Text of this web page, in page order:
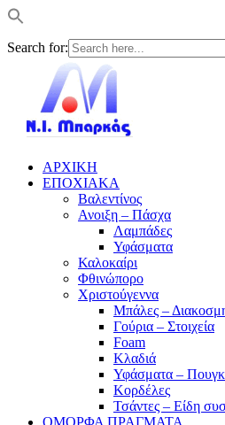
Search for:
ΑΡΧΙΚΗ
ΕΠΟΧΙΑΚΑ
Βαλεντίνος
Ανοιξη – Πάσχα
Λαμπάδες
Υφάσματα
Καλοκαίρι
Φθινώπορο
Χριστούγεννα
Μπάλες –
Γούρια – Στοιχεία
Foam
Κλαδιά
Υφάσματα –
Κορδέλες
Τσάντες – Είδη
ΟΜΟΡΦΑ ΠΡΑΓΜΑΤΑ